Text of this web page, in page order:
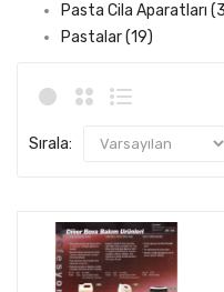
Pasta Cila Aparatları
Pastalar (19)
Sırala: